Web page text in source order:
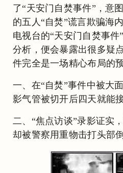
了“天安门自焚事件”，意
的五人“自焚”谎言欺骗海
电视台的“天安门自焚事
分析，便会暴露出很多疑
件完全是一场精心布局的
一、在“自焚”事件中被大
影气管被切开后四天就能
二、“焦点访谈”录影证实
却被警察用重物击打头部倒